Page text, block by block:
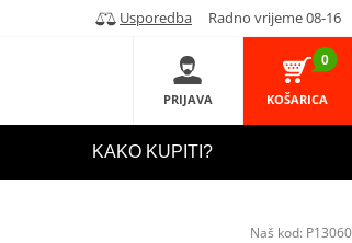
Usporedba Radno vrijeme 08-16
PRIJAVA
0
KOŠARICA
KAKO KUPITI?
Naš kod: P13060